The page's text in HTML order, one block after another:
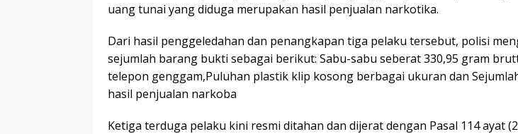
uang tunai yang diduga merupakan hasil penjualan narkotika.
Dari hasil penggeledahan dan penangkapan tiga pelaku tersebut, polisi
sejumlah barang bukti sebagai berikut: Sabu-sabu seberat 330,95 gram
telepon genggam,Puluhan plastik klip kosong berbagai ukuran dan
hasil penjualan narkoba
Ketiga terduga pelaku kini resmi ditahan dan dijerat dengan Pasal 114 ayat